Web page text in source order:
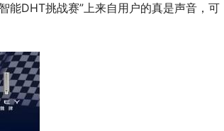
能DHT挑战赛”上来自用户的真是声音，可